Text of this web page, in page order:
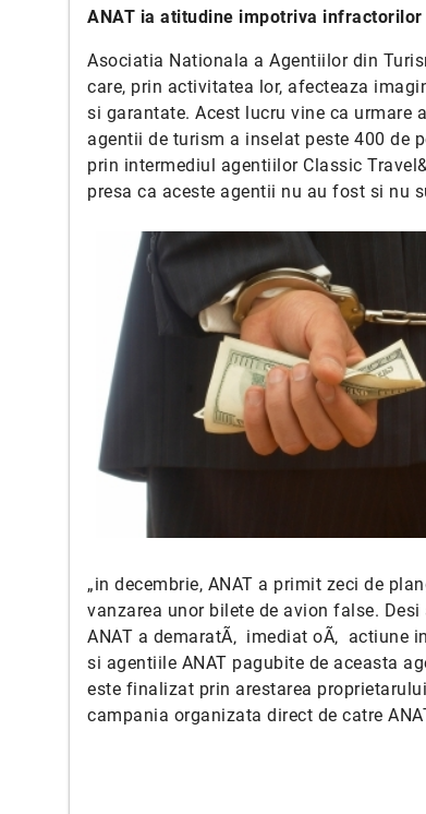
ANAT ia atitudine impotriva
Asociatia Nationala a Agentiilor din
care, prin activitatea lor, afecteaza
si garantate. Acest lucru vine ca urmare
agentii de turism a inselat peste 400 de
prin intermediul agentiilor Classic
presa ca aceste agentii nu au fost si nu
„in decembrie, ANAT a primit zeci de
vanzarea unor bilete de avion false.
ANAT a demaratÃ‚ imediat oÃ‚ actiune
si agentiile ANAT pagubite de aceasta
este finalizat prin arestarea
campania organizata direct de catre